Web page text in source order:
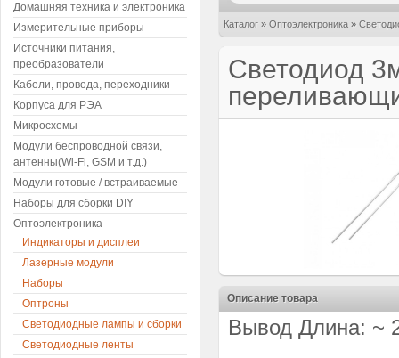
Каталог » Оптоэлектроника »
Светодиод
Описание товара
Вывод Длина: ~
Домашняя техника и электроника
Измерительные приборы
Источники питания,
преобразователи
Кабели, провода, переходники
Корпуса для РЭА
Микросхемы
Модули беспроводной связи,
антенны(Wi-Fi, GSM и т.д.)
Модули готовые / встраиваемые
Наборы для сборки DIY
Оптоэлектроника
Индикаторы и дисплеи
Лазерные модули
Наборы
Оптроны
Светодиодные лампы и сборки
Светодиодные ленты